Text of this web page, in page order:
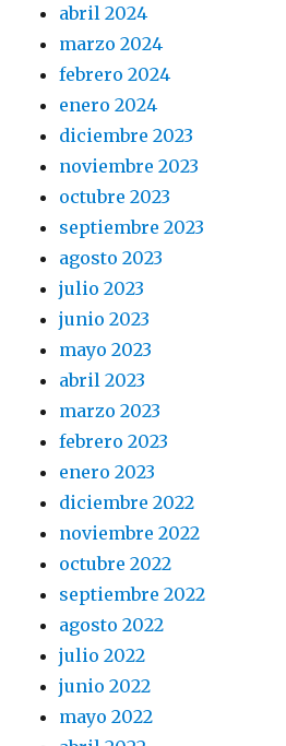
abril 2024
marzo 2024
febrero 2024
enero 2024
diciembre 2023
noviembre 2023
octubre 2023
septiembre 2023
agosto 2023
julio 2023
junio 2023
mayo 2023
abril 2023
marzo 2023
febrero 2023
enero 2023
diciembre 2022
noviembre 2022
octubre 2022
septiembre 2022
agosto 2022
julio 2022
junio 2022
mayo 2022